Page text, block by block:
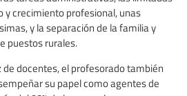
y crecimiento profesional, unas
y la separación de la familia y
puestos rurales.
de docentes, el profesorado también
su papel como agentes de